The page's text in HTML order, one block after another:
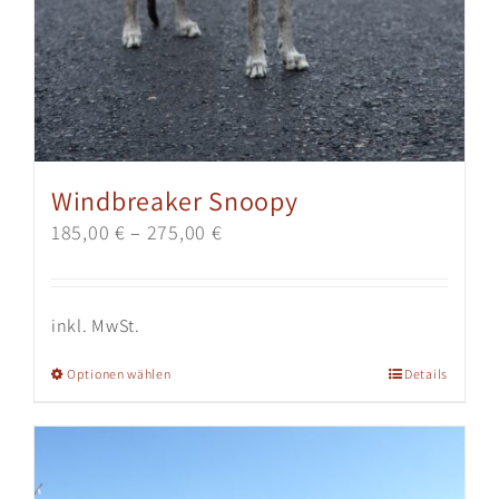
Windbreaker Snoopy
185,00 € – 275,00 €
inkl. MwSt.
Optionen wählenDieses
weist
Details